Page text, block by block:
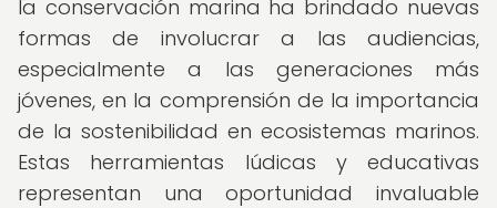
la conservación marina ha brindado nuevas
formas de involucrar a las audiencias,
especialmente a las generaciones más
jóvenes, en la comprensión de la importancia
de la sostenibilidad en ecosistemas marinos.
Estas herramientas lúdicas y educativas
representan una oportunidad invaluable